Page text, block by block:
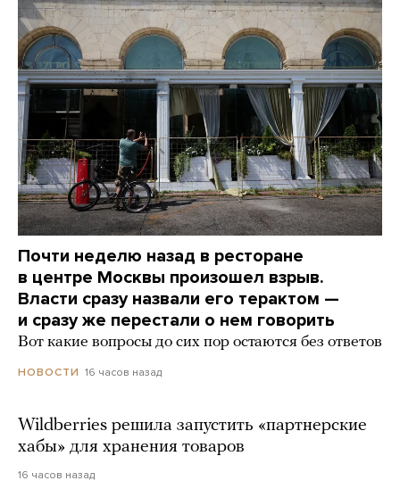
Почти неделю назад в ресторане
в центре Москвы произошел взрыв.
Власти сразу назвали его терактом —
и сразу же перестали о нем говорить
Вот какие вопросы до сих пор остаются без ответов
НОВОСТИ 16 часов назад
Wildberries решила запустить «партнерские
хабы» для хранения товаров
16 часов назад